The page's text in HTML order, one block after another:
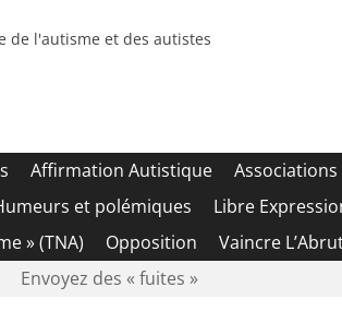
de l'autisme et des autistes
Affirmation Autistique
et polémiques
Libre
» (TNA)
Opposition Vaincre
Envoyez des « fuites »